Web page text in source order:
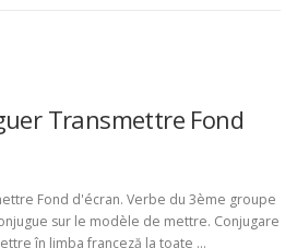
Transmettre Fond
Fond d'écran. Verbe du 3ème groupe
sur le modèle de mettre. Conjugare
în limba franceză la toate …